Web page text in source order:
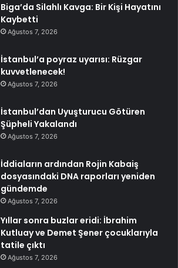
Biga’da Silahlı Kavga: Bir Kişi Hayatını
Kaybetti
Ağustos 7, 2026
İstanbul’a poyraz uyarısı: Rüzgar
kuvvetlenecek!
Ağustos 7, 2026
İstanbul’dan Uyuşturucu Götüren
Şüpheli Yakalandı
Ağustos 7, 2026
İddiaların ardından Rojin Kabaiş
dosyasındaki DNA raporları yeniden
gündemde
Ağustos 7, 2026
Yıllar sonra buzlar eridi: İbrahim
Kutluay ve Demet Şener çocuklarıyla
tatile çıktı
Ağustos 7, 2026